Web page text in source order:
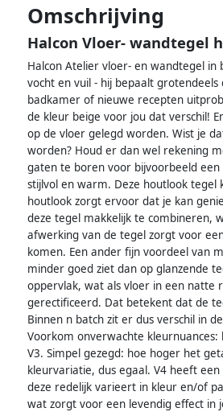
Omschrijving
Halcon Vloer- wandtegel
Halcon Atelier vloer- en wandtegel
vocht en vuil - hij bepaalt
badkamer of nieuwe recepten
de kleur beige voor jou dat verschil!
op de vloer gelegd worden. Wist je
worden? Houd er dan wel rekening
gaten te boren voor bijvoorbeeld
stijlvol en warm. Deze houtlook
houtlook zorgt ervoor dat je kan
deze tegel makkelijk te combineren,
afwerking van de tegel zorgt voor
komen. Een ander fijn voordeel van
minder goed ziet dan op glanzende
oppervlak, wat als vloer in een natte
gerectificeerd. Dat betekent dat de
Binnen n batch zit er dus verschil in
Voorkom onverwachte kleurnuances:
V3. Simpel gezegd: hoe hoger het
kleurvariatie, dus egaal. V4 heeft
deze redelijk varieert in kleur en/of
wat zorgt voor een levendig effect in